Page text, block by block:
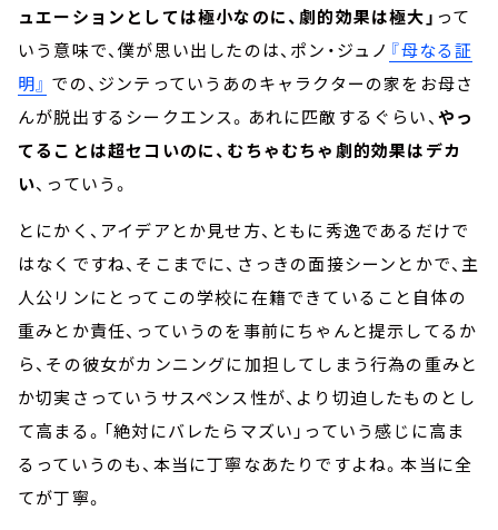
ュエーションとしては極小なのに、劇的効果は極大」 って
いう意味で、僕が思い出したのは、ポン・ジュノ 『母なる証
明』 での、ジンテっていうあのキャラクターの家をお母さ
んが脱出するシークエンス。あれに匹敵するぐらい、 やっ
てることは超セコいのに、むちゃむちゃ劇的効果はデカ
い、っていう。
とにかく、アイデアとか見せ方、ともに秀逸であるだけで
はなくですね、そこまでに、さっきの面接シーンとかで、主
人公リンにとってこの学校に在籍できていること自体の
重みとか責任、っていうのを事前にちゃんと提示してるか
ら、その彼女がカンニングに加担してしまう行為の重みと
か切実さっていうサスペンス性が、より切迫したものとし
て高まる。「絶対にバレたらマズい」っていう感じに高ま
るっていうのも、本当に丁寧なあたりですよね。本当に全
てが丁寧。